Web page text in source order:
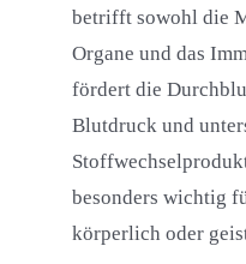
betrifft sowohl die
Organe und das
fördert die
Blutdruck und
besonders wichtig
körperlich oder